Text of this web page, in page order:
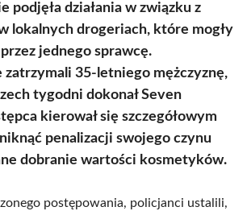
podjęła działania w związku z
lokalnych drogeriach, które mogły
jednego sprawcę.
zatrzymali 35-letniego mężczyznę,
tygodni dokonał Seven
kierował się szczegółowym
penalizacji swojego czynu
dobranie wartości kosmetyków.
postępowania, policjanci ustalili,